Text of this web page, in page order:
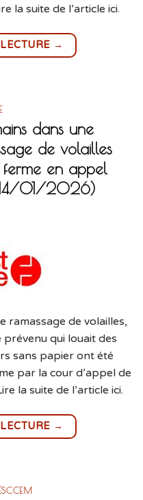
la suite de l’article ici.
→
dans une
de volailles
ferme en appel
01/2026)
ramassage de volailles,
qui louait des
sans papier ont été
par la cour d’appel de
la suite de l’article ici.
→